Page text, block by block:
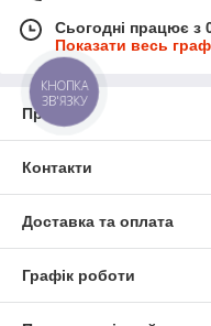
Сьогодні працює з
Показати весь
Про нас
Контакти
Доставка та оплата
Графік роботи
КНОПКА
ЗВ'ЯЗКУ